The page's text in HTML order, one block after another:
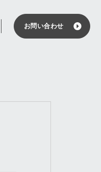
お問い合わせ